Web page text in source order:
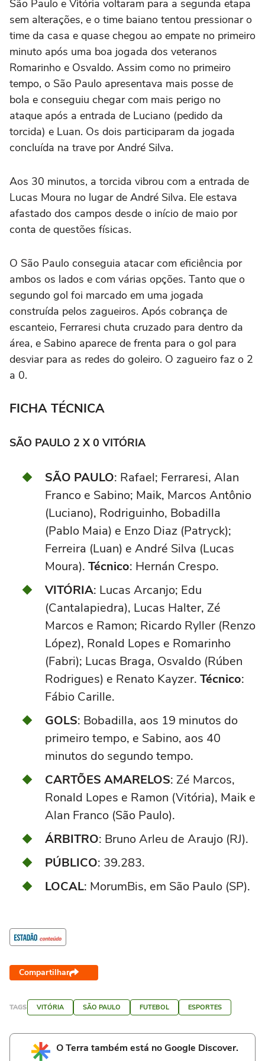
São Paulo e Vitória voltaram para a segunda etapa
sem alterações, e o time baiano tentou pressionar o
time da casa e quase chegou ao empate no primeiro
minuto após uma boa jogada dos veteranos
Romarinho e Osvaldo. Assim como no primeiro
tempo, o São Paulo apresentava mais posse de
bola e conseguiu chegar com mais perigo no
ataque após a entrada de Luciano (pedido da
torcida) e Luan. Os dois participaram da jogada
concluída na trave por André Silva.
Aos 30 minutos, a torcida vibrou com a entrada de
Lucas Moura no lugar de André Silva. Ele estava
afastado dos campos desde o início de maio por
conta de questões físicas.
O São Paulo conseguia atacar com eficiência por
ambos os lados e com várias opções. Tanto que o
segundo gol foi marcado em uma jogada
construída pelos zagueiros. Após cobrança de
escanteio, Ferraresi chuta cruzado para dentro da
área, e Sabino aparece de frenta para o gol para
desviar para as redes do goleiro. O zagueiro faz o 2
a 0.
FICHA TÉCNICA
SÃO PAULO 2 X 0 VITÓRIA
SÃO PAULO: Rafael; Ferraresi, Alan
Franco e Sabino; Maik, Marcos Antônio
(Luciano), Rodriguinho, Bobadilla
(Pablo Maia) e Enzo Diaz (Patryck);
Ferreira (Luan) e André Silva (Lucas
Moura). Técnico: Hernán Crespo.
VITÓRIA: Lucas Arcanjo; Edu
(Cantalapiedra), Lucas Halter, Zé
Marcos e Ramon; Ricardo Ryller (Renzo
López), Ronald Lopes e Romarinho
(Fabri); Lucas Braga, Osvaldo (Rúben
Rodrigues) e Renato Kayzer. Técnico:
Fábio Carille.
GOLS: Bobadilla, aos 19 minutos do
primeiro tempo, e Sabino, aos 40
minutos do segundo tempo.
CARTÕES AMARELOS: Zé Marcos,
Ronald Lopes e Ramon (Vitória), Maik e
Alan Franco (São Paulo).
ÁRBITRO: Bruno Arleu de Araujo (RJ).
PÚBLICO: 39.283.
LOCAL: MorumBis, em São Paulo (SP).
Compartilhar
TAGS VITÓRIA SÃO PAULO FUTEBOL ESPORTES
O Terra também está no Google Discover.